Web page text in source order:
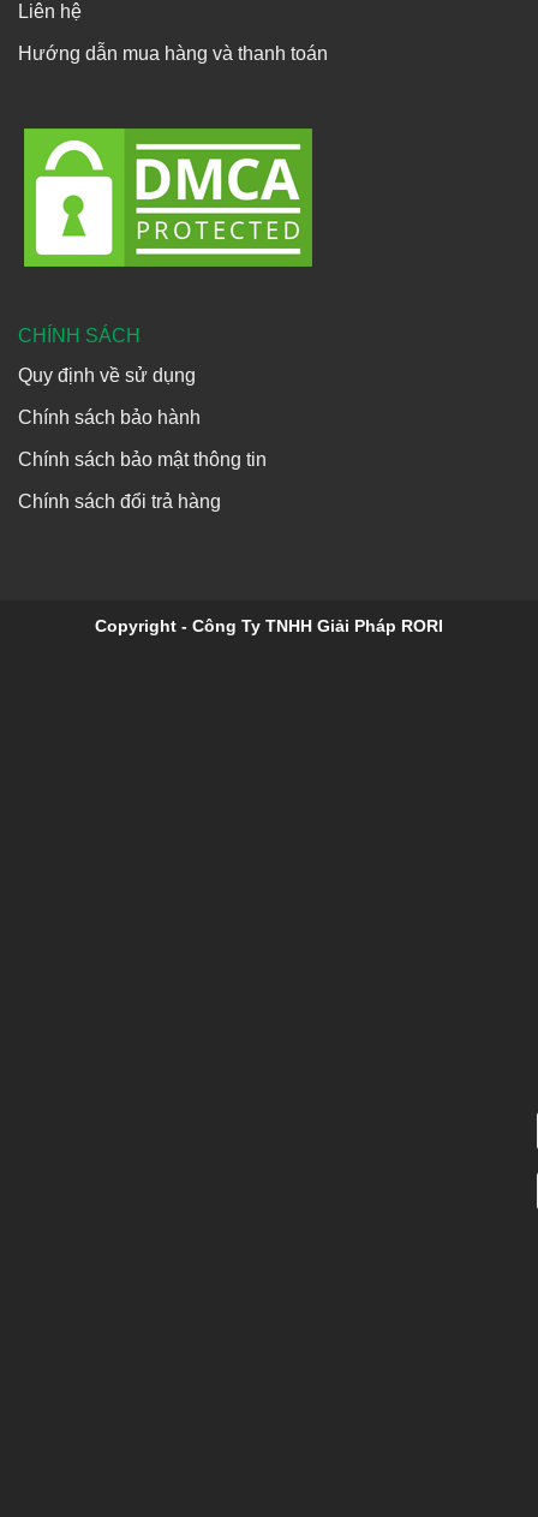
Liên hệ
Hướng dẫn mua hàng và thanh toán
CHÍNH SÁCH
Quy định về sử dụng
Chính sách bảo hành
Chính sách bảo mật thông tin
Chính sách đổi trả hàng
Copyright - Công Ty TNHH Giải Pháp RORI